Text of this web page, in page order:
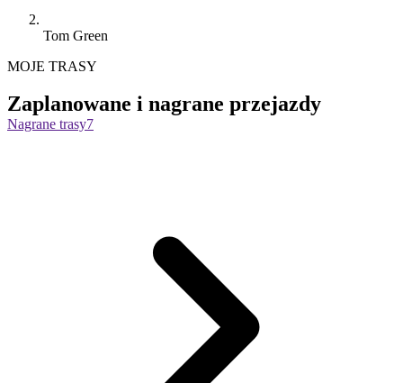
Tom Green
MOJE TRASY
Zaplanowane i nagrane przejazdy
Nagrane trasy7